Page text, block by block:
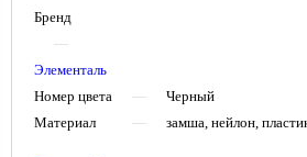
Бренд
—
Элементаль
Номер цвета
—
Черный
Материал
— замша, нейлон,